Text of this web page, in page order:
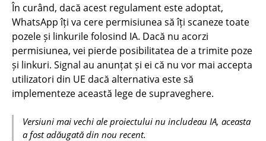
În curând, dacă acest regulament este adoptat,
WhatsApp îți va cere permisiunea să îți scaneze toate
pozele și linkurile folosind IA. Dacă nu acorzi
permisiunea, vei pierde posibilitatea de a trimite poze
și linkuri. Signal au anunțat și ei că nu vor mai accepta
utilizatori din UE dacă alternativa este să
implementeze această lege de supraveghere.
Versiuni mai vechi ale proiectului nu includeau IA, aceasta
a fost adăugată din nou recent.